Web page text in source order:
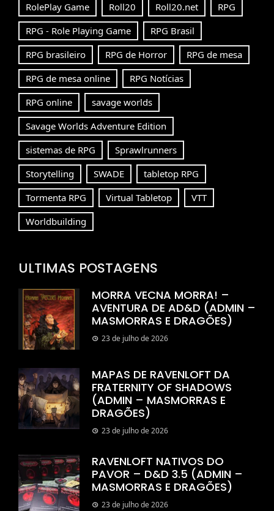
RolePlay Game
Roll20 Roll20.net
RPG
RPG - Role Playing Game
RPG Brasil
RPG brasileiro
RPG de Horror
RPG de mesa
RPG de mesa online
RPG Notícias
RPG online
savage worlds
Savage Worlds Adventure Edition
sistemas de RPG
Sprawlrunners
Storytelling
SWADE
tabletop RPG
Tormenta RPG
Virtual Tabletop
VTT
Worldbuilding
ULTIMAS POSTAGENS
MORRA VECNA MORRA! –
AVENTURA DE AD&D (ADMIN –
MASMORRAS E DRAGÕES)
23 de julho de 2026
MAPAS DE RAVENLOFT DA
FRATERNITY OF SHADOWS
(ADMIN – MASMORRAS E
DRAGÕES)
23 de julho de 2026
RAVENLOFT NATIVOS DO
PAVOR – D&D 3.5 (ADMIN –
MASMORRAS E DRAGÕES)
23 de julho de 2026